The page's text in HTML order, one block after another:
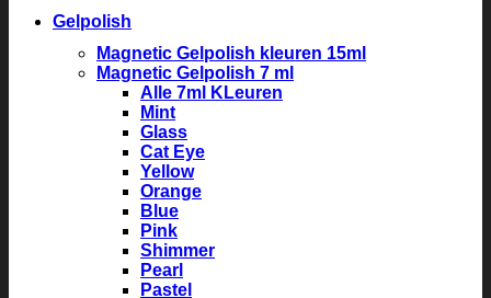
Gelpolish
Magnetic Gelpolish kleuren 15ml
Magnetic Gelpolish 7 ml
Alle 7ml KLeuren
Mint
Glass
Cat Eye
Yellow
Orange
Blue
Pink
Shimmer
Pearl
Pastel